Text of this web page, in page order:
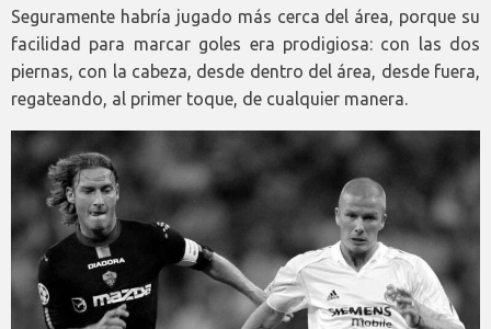
Seguramente habría jugado más cerca del área, porque su
facilidad para marcar goles era prodigiosa: con las dos
piernas, con la cabeza, desde dentro del área, desde fuera,
regateando, al primer toque, de cualquier manera.